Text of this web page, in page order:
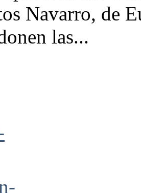
Navarro, de
las...